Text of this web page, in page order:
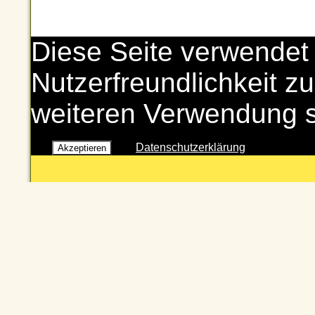
Diese Seite
Nutzerfreundlichkeit
weiteren Verwendung
Akzeptieren Datenschutzerklärung